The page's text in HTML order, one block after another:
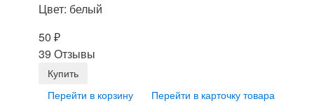
Цвет: белый
50 ₽
39 Отзывы
Перейти в корзину Перейти в карточку товара